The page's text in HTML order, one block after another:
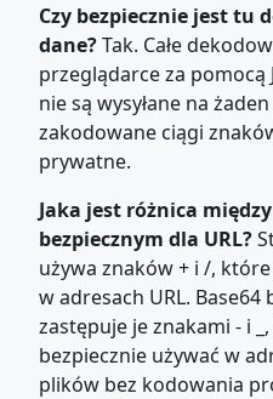
Czy bezpiecznie jest tu
dane?Tak. Całe
przeglądarce za pomocą
nie są wysyłane na
zakodowane ciągi
prywatne.
Jaka jest różnica
bezpiecznym dla URL?
używa znaków + i /,
w adresach URL. Base64
zastępuje je znakami - i
bezpiecznie używać w
plików bez kodowania